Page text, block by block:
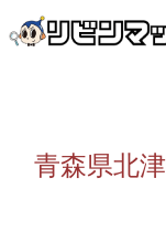
青森県北